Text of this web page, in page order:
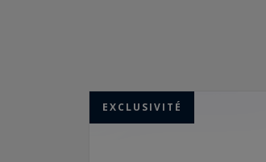
EXCLUSIVITÉ